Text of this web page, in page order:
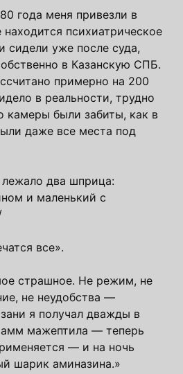
года меня привезли в
психиатрическое
сидели уже после суда,
в Казанскую СПБ.
примерно на 200
в реальности, трудно
камеры были забиты, как в
даже все места под
два шприца:
и маленький с
все».
страшное. Не режим, не
не неудобства —
я получал дважды в
мажептила — теперь
— и на ночь
шарик аминазина.»